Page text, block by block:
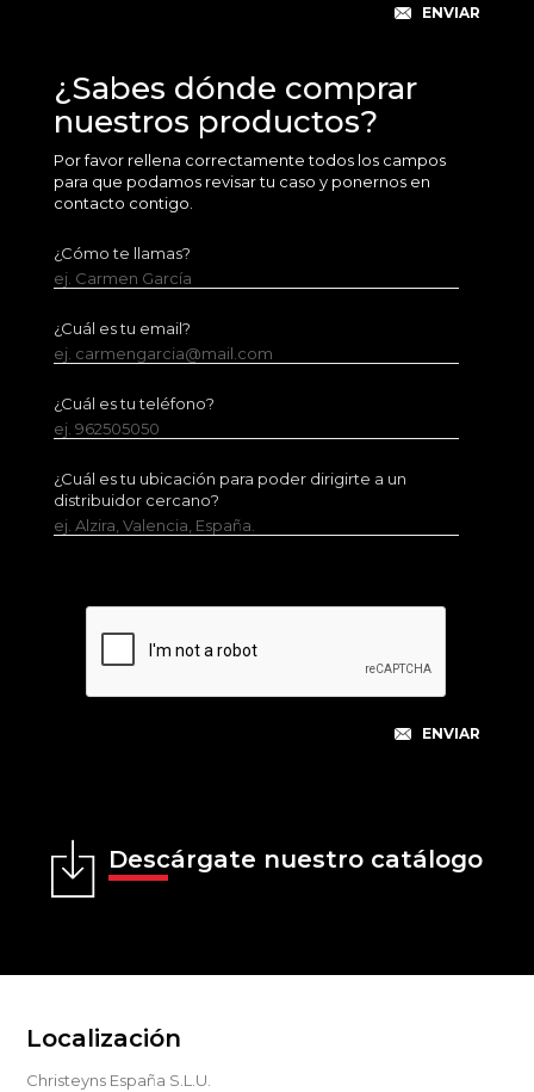
¿Sabes dónde comprar
nuestros productos?
Por favor rellena correctamente todos los campos
para que podamos revisar tu caso y ponernos en
contacto contigo.
¿Cómo te llamas?
ej. Carmen García
¿Cuál es tu email?
ej. carmengarcia@mail.com
¿Cuál es tu teléfono?
ej. 962505050
¿Cuál es tu ubicación para poder dirigirte a un
distribuidor cercano?
ej. Alzira, Valencia, España.
Descárgate nuestro catálogo
Localización
Christeyns España S.L.U.